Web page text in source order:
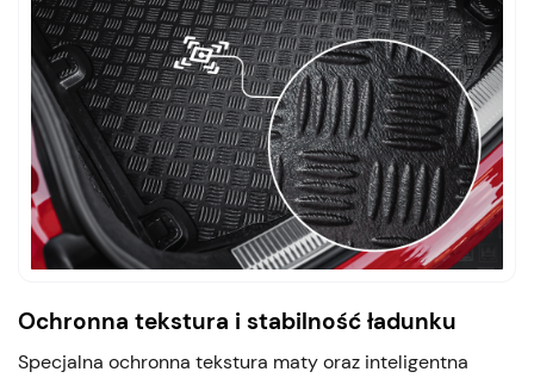
Ochronna tekstura i stabilność ładunku
Specjalna ochronna tekstura maty oraz inteligentna